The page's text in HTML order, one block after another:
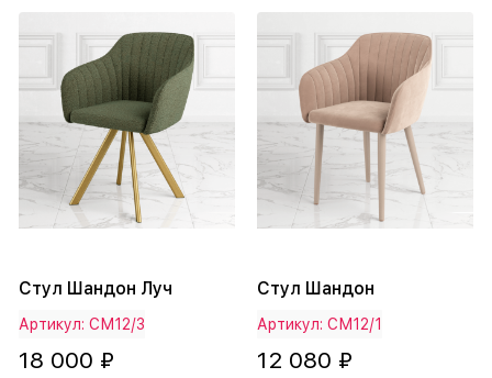
Стул Шандон Луч
Артикул: СМ12/3
18 000 ₽
Стул Шандон
Артикул: СМ12/1
12 080 ₽